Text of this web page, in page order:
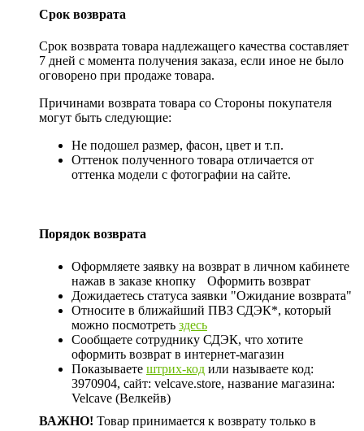
Срок возврата
Срок возврата товара надлежащего качества составляет
7 дней с момента получения заказа, если иное не было
оговорено при продаже товара.
Причинами возврата товара со Стороны покупателя
могут быть следующие:
Не подошел размер, фасон, цвет и т.п.
Оттенок полученного товара отличается от
оттенка модели с фотографии на сайте.
Порядок возврата
Оформляете заявку на возврат в личном кабинете
нажав в заказе кнопку
Оформить возврат
Дожидаетесь статуса заявки "Ожидание возврата"
Относите в ближайший ПВЗ СДЭК*, который
можно посмотреть здесь
Сообщаете сотруднику СДЭК, что хотите
оформить возврат в интернет-магазин
Показываете штрих-код или называете код:
3970904, сайт: velcave.store, название магазина:
Velcave (Велкейв)
ВАЖНО! Товар принимается к возврату только в